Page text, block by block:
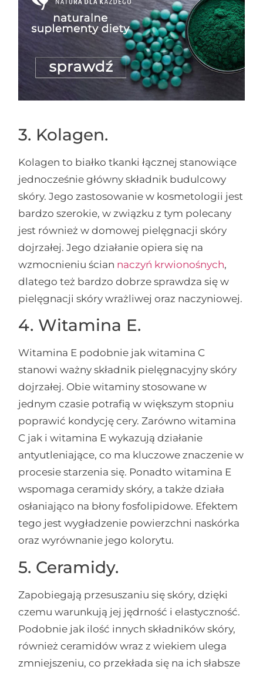
3. Kolagen.
Kolagen to białko tkanki łącznej stanowiące
jednocześnie główny składnik budulcowy
skóry. Jego zastosowanie w kosmetologii jest
bardzo szerokie, w związku z tym polecany
jest również w domowej pielęgnacji skóry
dojrzałej. Jego działanie opiera się na
wzmocnieniu ścian naczyń krwionośnych,
dlatego też bardzo dobrze sprawdza się w
pielęgnacji skóry wrażliwej oraz naczyniowej.
4. Witamina E.
Witamina E podobnie jak witamina C
stanowi ważny składnik pielęgnacyjny skóry
dojrzałej. Obie witaminy stosowane w
jednym czasie potrafią w większym stopniu
poprawić kondycję cery. Zarówno witamina
C jak i witamina E wykazują działanie
antyutleniające, co ma kluczowe znaczenie w
procesie starzenia się. Ponadto witamina E
wspomaga ceramidy skóry, a także działa
osłaniająco na błony fosfolipidowe. Efektem
tego jest wygładzenie powierzchni naskórka
oraz wyrównanie jego kolorytu.
5. Ceramidy.
Zapobiegają przesuszaniu się skóry, dzięki
czemu warunkują jej jędrność i elastyczność.
Podobnie jak ilość innych składników skóry,
również ceramidów wraz z wiekiem ulega
zmniejszeniu, co przekłada się na ich słabsze